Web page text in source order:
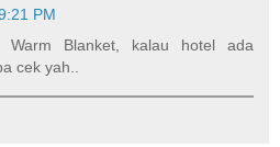
PM
Warm Blanket, kalau hotel ada
cek yah..